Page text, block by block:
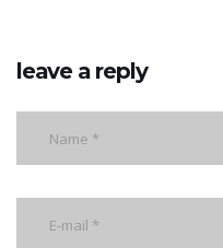
leave a reply